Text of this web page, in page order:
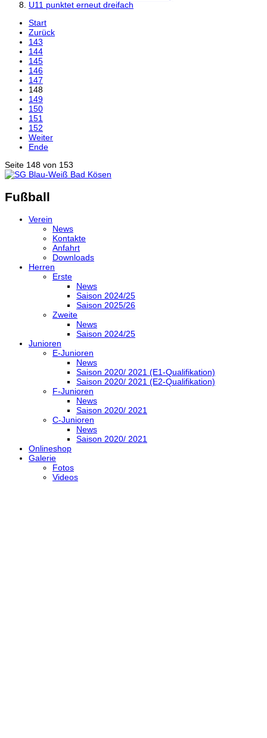
U11 punktet erneut dreifach
Start
Zurück
143
144
145
146
147
148
149
150
151
152
Weiter
Ende
Seite 148 von 153
Fußball
Verein
News
Kontakte
Anfahrt
Downloads
Herren
Erste
News
Saison 2024/25
Saison 2025/26
Zweite
News
Saison 2024/25
Junioren
E-Junioren
News
Saison 2020/ 2021 (E1-Qualifikation)
Saison 2020/ 2021 (E2-Qualifikation)
F-Junioren
News
Saison 2020/ 2021
C-Junioren
News
Saison 2020/ 2021
Onlineshop
Galerie
Fotos
Videos